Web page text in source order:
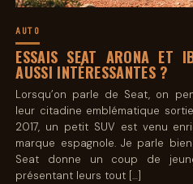
AUTO
ESSAIS SEAT ARONA ET
AUSSI INTÉRESSANTES ?
Lorsqu’on parle de Seat, on
leur citadine emblématique
2017, un petit SUV est venu
marque espagnole. Je parle
Seat donne un coup de
présentant leurs tout […]